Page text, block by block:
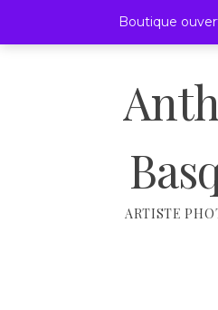
contenu
ARTISTE
Boutique